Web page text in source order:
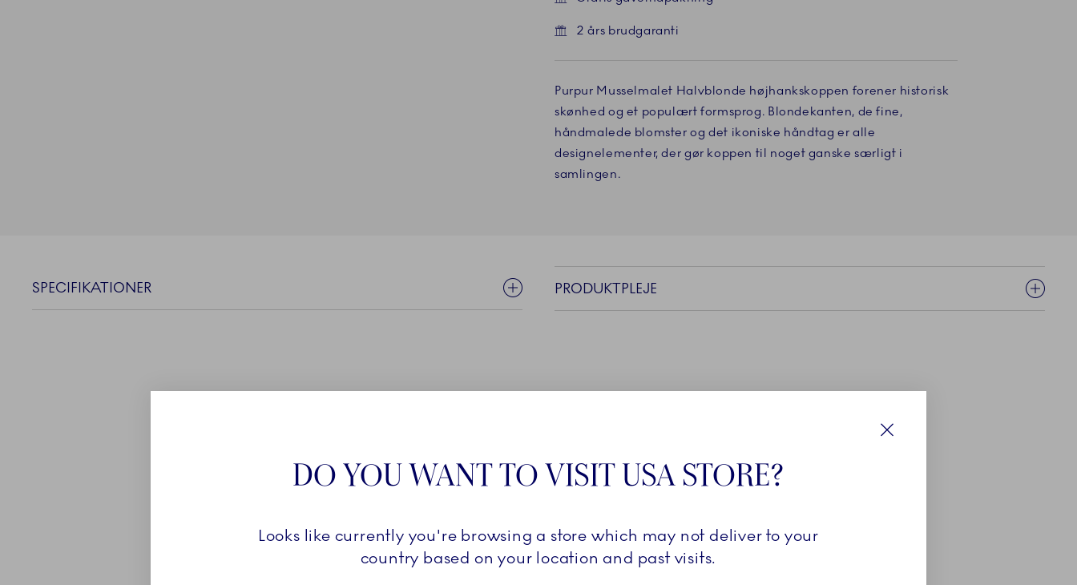
2 års brudgaranti
Purpur Musselmalet Halvblonde højhankskoppen forener historisk
skønhed og et populært formsprog. Blondekanten, de fine,
håndmalede blomster og det ikoniske håndtag er alle
designelementer, der gør koppen til noget ganske særligt i
samlingen.
SPECIFIKATIONER PRODUKTPLEJE
glødende og intense farve. Da Frantz Heinrich
Müller grundlagde den Kongelige Danske
DO YOU WANT TO VISIT USA STORE?
Looks like currently you're browsing a store which may not deliver to your
country based on your location and past visits.